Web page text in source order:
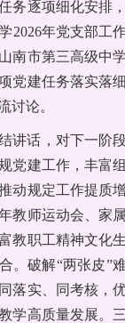
务逐项细化安排
2026年党支部工
南市第三高级中
党建任务落实落
讨论。
讲话，对下一阶
党建工作，丰富
动规定工作提质
教师运动会、家
教职工精神文化
。破解“两张皮”
落实、同考核，
学高质量发展。